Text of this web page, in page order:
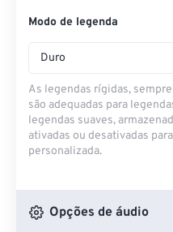
Modo de legenda
Duro
As legendas rígidas,
são adequadas para
legendas suaves,
ativadas ou desativadas
personalizada.
Opções de áudio